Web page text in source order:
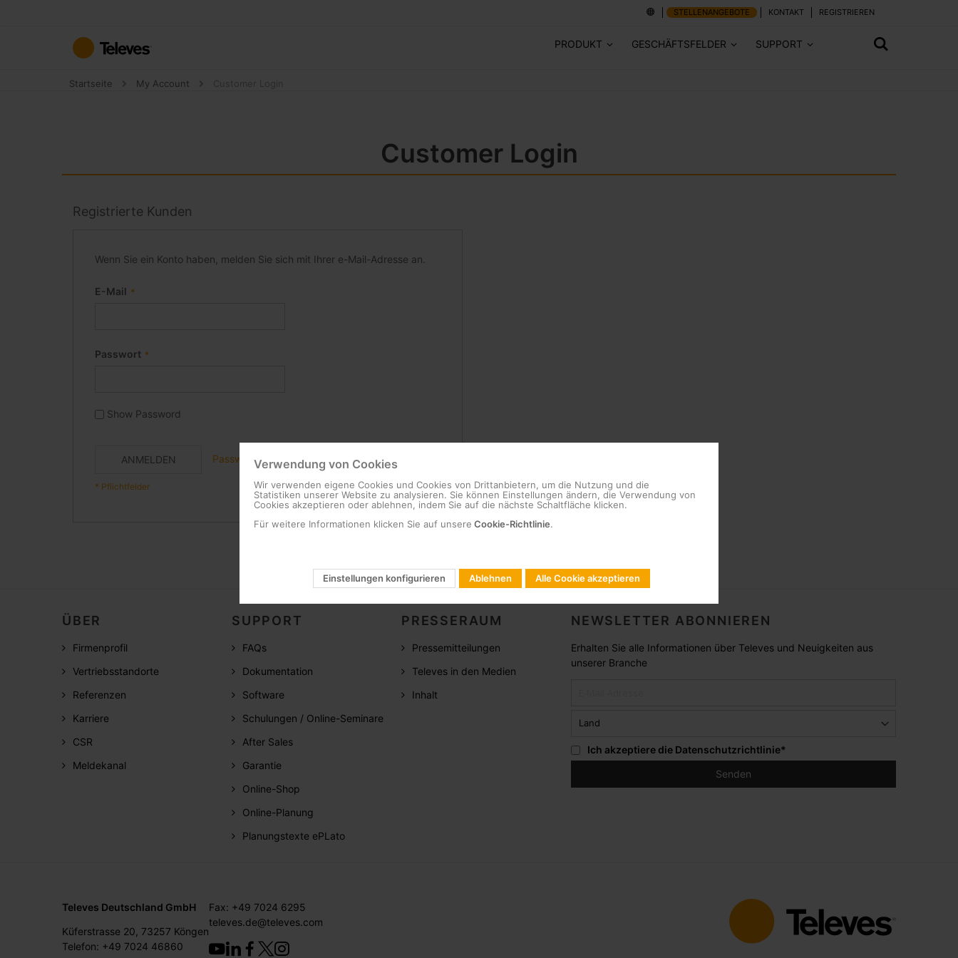
springen
STELLENANGEBOTE KONTAKT REGISTRIEREN
PRODUKT GESCHÄFTSFELDER SUPPORT
Startseite My Account
Customer Login
Registrierte Kunden
Wenn Sie ein Konto haben, melden Sie sich mit Ihrer e-Mail-Adresse an.
E-Mail
Passwort
Show Password
ANMELDEN Passwort vergessen?
ÜBER
Firmenprofil
Vertriebsstandorte
Referenzen
Karriere
CSR
Meldekanal
SUPPORT
FAQs
Dokumentation
Software
Schulungen / Online-Seminare
After Sales
Garantie
Online-Shop
Online-Planung
Planungstexte ePLato
PRESSERAUM
Pressemitteilungen
Televes in den Medien
Inhalt
NEWSLETTER ABONNIEREN
Erhalten Sie alle Informationen über Televes und Neuigkeiten aus
unserer Branche
Ich akzeptiere die Datenschutzrichtlinie*
Televes Deutschland GmbH
Küferstrasse 20, 73257 Köngen
Telefon: +49 7024 46860
Fax: +49 7024 6295
televes.de@televes.com
Verwendung von Cookies
Wir verwenden eigene Cookies und Cookies von Drittanbietern, um die Nutzung und die
Statistiken unserer Website zu analysieren. Sie können Einstellungen ändern, die Verwendung von
Cookies akzeptieren oder ablehnen, indem Sie auf die nächste Schaltfläche klicken.
Für weitere Informationen klicken Sie auf unsere Cookie-Richtlinie.
Einstellungen konfigurieren Ablehnen Alle Cookie akzeptieren